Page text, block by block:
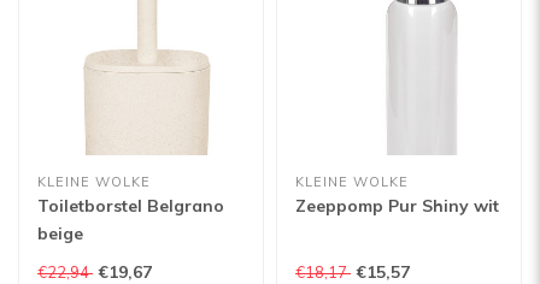
KLEINE WOLKE
Toiletborstel Belgrano
beige
€22,94 €19,67
KLEINE WOLKE
Zeeppomp Pur Shiny wit
€18,17 €15,57